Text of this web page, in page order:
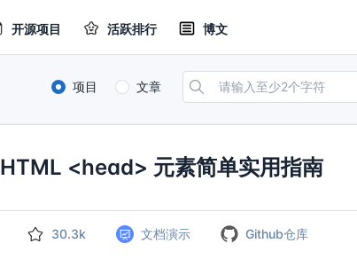
开源项目 活跃排行 博文
项目 文章
HTML <head> 元素简单实用指南
30.3k 文档演示 Github仓库